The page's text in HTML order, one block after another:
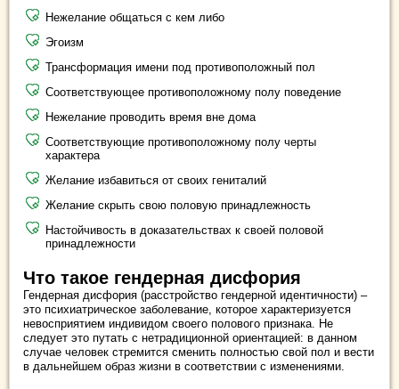
Нежелание общаться с кем либо
Эгоизм
Трансформация имени под противоположный пол
Соответствующее противоположному полу поведение
Нежелание проводить время вне дома
Соответствующие противоположному полу черты
характера
Желание избавиться от своих гениталий
Желание скрыть свою половую принадлежность
Настойчивость в доказательствах к своей половой
принадлежности
Что такое гендерная дисфория
Гендерная дисфория (расстройство гендерной идентичности) –
это психиатрическое заболевание, которое характеризуется
невосприятием индивидом своего полового признака. Не
следует это путать с нетрадиционной ориентацией: в данном
случае человек стремится сменить полностью свой пол и вести
в дальнейшем образ жизни в соответствии с изменениями.